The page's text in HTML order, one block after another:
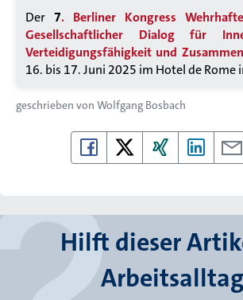
Der 7. Berliner Kongress
Gesellschaftlicher Dialog für
Verteidigungsfähigkeit und
16. bis 17. Juni 2025 im Hotel de Rome
geschrieben von Wolfgang Bosbach
Hilft dieser